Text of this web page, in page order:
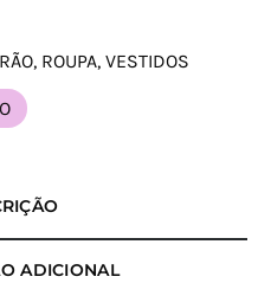
, ROUPA, VESTIDOS
ADICIONAL